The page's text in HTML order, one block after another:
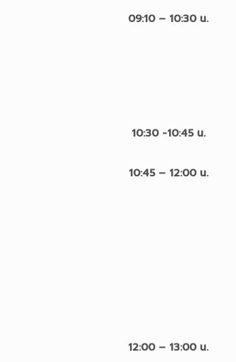
09:10 – 10:30 น.
10:30 -10:45 น.
10:45 – 12:00 น.
12:00 – 13:00 น.